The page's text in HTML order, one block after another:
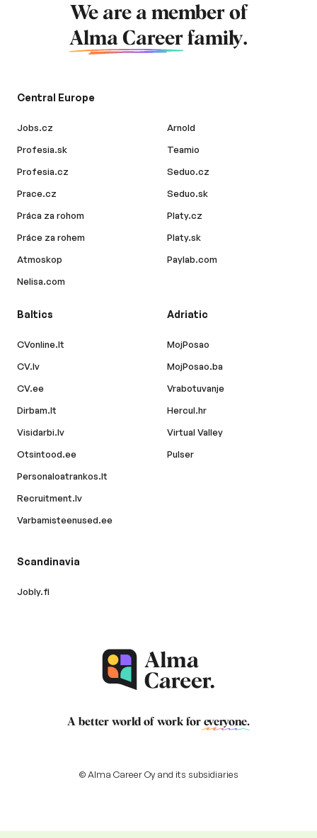
We are a member of
Alma Career family.
Central Europe
Jobs.cz
Profesia.sk
Profesia.cz
Prace.cz
Práca za rohom
Práce za rohem
Atmoskop
Nelisa.com
Arnold
Teamio
Seduo.cz
Seduo.sk
Platy.cz
Platy.sk
Paylab.com
Baltics
CVonline.lt
CV.lv
CV.ee
Dirbam.lt
Visidarbi.lv
Otsintood.ee
Personaloatrankos.lt
Recruitment.lv
Varbamisteenused.ee
Adriatic
MojPosao
MojPosao.ba
Vrabotuvanje
Hercul.hr
Virtual Valley
Pulser
Scandinavia
Jobly.fi
A better world of work for everyone.
© Alma Career Oy and its subsidiaries